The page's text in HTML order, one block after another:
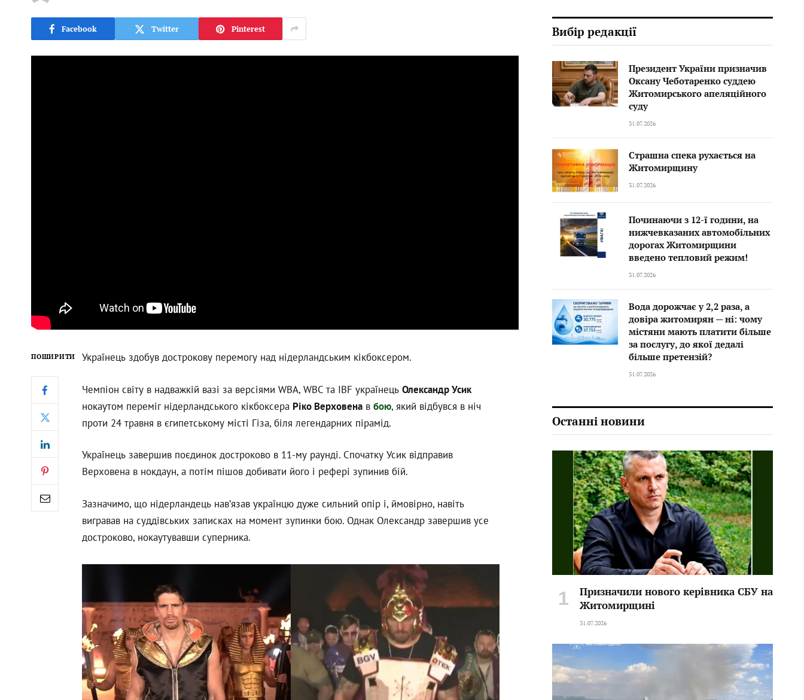
Facebook Twitter Pinterest
ПОШИРИТИ Українець здобув дострокову перемогу над нідерландським кікбоксером.
Чемпіон світу в надважкій вазі за версіями WBA, WBC та IBF українець Олександр Усик
нокаутом переміг нідерландського кікбоксера Ріко Верховенав бою, який відбувся в ніч
проти 24 травня в єгипетському місті Гіза, біля легендарних пірамід.
Українець завершив поєдинок достроково в 11-му раунді. Спочатку Усик відправив
Верховена в нокдаун, а потім пішов добивати його і рефері зупинив бій.
Зазначимо, що нідерландець нав’язав українцю дуже сильний опір і, ймовірно, навіть
вигравав на суддівських записках на момент зупинки бою. Однак Олександр завершив усе
достроково, нокаутувавши суперника.
Вибір редакції
Президент України призначив
Оксану Чеботаренко суддею
Житомирського апеляційного
суду
31.07.2026
Страшна спека рухається на
Житомирщину
31.07.2026
Починаючи з 12-ї години, на
нижчевказаних автомобільних
дорогах Житомирщини
введено тепловий режим!
31.07.2026
Вода дорожчає у 2,2 раза, а
довіра житомирян — ні: чому
містяни мають платити більше
за послугу, до якої дедалі
більше претензій?
31.07.2026
Останні новини
Призначили нового керівника СБУ на
Житомирщині
31.07.2026